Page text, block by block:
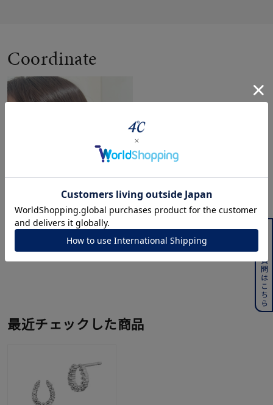
Coordinate
最近チェックした商品
よくある質問はこちら